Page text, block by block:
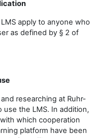
apply to anyone who
as defined by § 2 of
researching at Ruhr-
the LMS. In addition,
which cooperation
platform have been